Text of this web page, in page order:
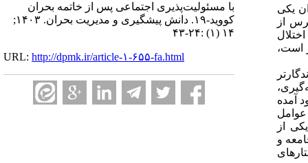
با مسئولیت‌پذیری اجتماعی پس از خاتمه بحران
کووید-۱۹. دانش پیشگیری و مدیریت بحران. ۱۴۰۳;
۱۴ (۱) :۲۴-۴۳
URL: http://dpmk.ir/article-۱-۶۵۵-fa.html
یکی
از
است،
آمده
یکی از عوامل
اجتماعی مهم در کنش‌های اجتماعی است و بر این اساس، امنیت و احساس ناامنی ناشی از وقوع بحران همه‌گیری همچون کووید-19 یکی از
و